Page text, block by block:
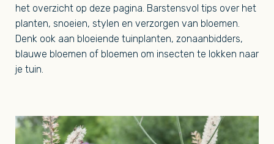
het overzicht op deze pagina. Barstensvol tips over het
planten, snoeien, stylen en verzorgen van bloemen.
Denk ook aan bloeiende tuinplanten, zonaanbidders,
blauwe bloemen of bloemen om insecten te lokken naar
je tuin.